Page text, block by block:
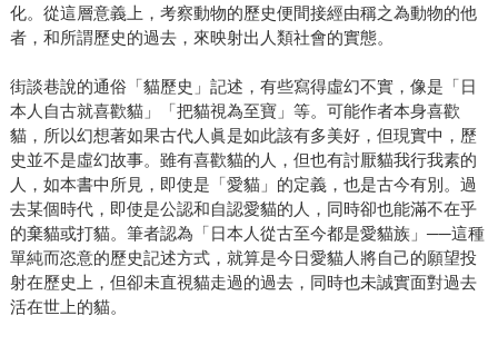
化。從這層意義上，考察動物的歷史便間接經由稱之為動物的他
者，和所謂歷史的過去，來映射出人類社會的實態。
街談巷說的通俗「貓歷史」記述，有些寫得虛幻不實，像是「日
本人自古就喜歡貓」「把貓視為至寶」等。可能作者本身喜歡
貓，所以幻想著如果古代人眞是如此該有多美好，但現實中，歷
史並不是虛幻故事。雖有喜歡貓的人，但也有討厭貓我行我素的
人，如本書中所見，即使是「愛貓」的定義，也是古今有別。過
去某個時代，即使是公認和自認愛貓的人，同時卻也能滿不在乎
的棄貓或打貓。筆者認為「日本人從古至今都是愛貓族」──這種
單純而恣意的歷史記述方式，就算是今日愛貓人將自己的願望投
射在歷史上，但卻未直視貓走過的過去，同時也未誠實面對過去
活在世上的貓。